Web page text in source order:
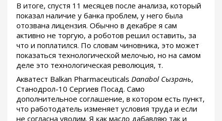
В итоге, спустя 11 месяцев после анализа, который
показал наличие у банка проблем, у него была
отозвана лицензия. Обычно в декабре я сам
активно не торгую, а роботов решил оставить, за
что и поплатился. По словам чиновника, это может
показаться технологической мелочью, но на самом
деле это технологическая революция, т.
Акватест Balkan Pharmaceuticals Danabol Сызрань,
Станодрол-10 Сергиев Посад. Само
дополнительное соглашение, в котором есть пункт,
что работодатель изменяет условия труда и если
не согласна уволим. Я как масло дабавляю так и